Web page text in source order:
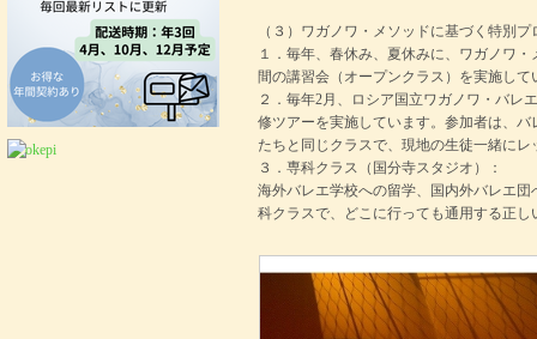
（３）ワガノワ・メソッドに基づく特別
１．毎年、春休み、夏休みに、ワガノワ
間の講習会（オープンクラス）を実施して
２．毎年2月、ロシア国立ワガノワ・バレ
修ツアーを実施しています。参加者は、バ
たちと同じクラスで、現地の生徒一緒に
３．専科クラス（国分寺スタジオ）：
海外バレエ学校への留学、国内外バレエ
科クラスで、どこに行っても通用する正